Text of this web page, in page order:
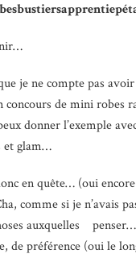
je ne compte pas
concours de mini robes
donner l’exemple
et glam…
en quête… (oui
comme si je n’avais
auxquelles
de préférence (oui le